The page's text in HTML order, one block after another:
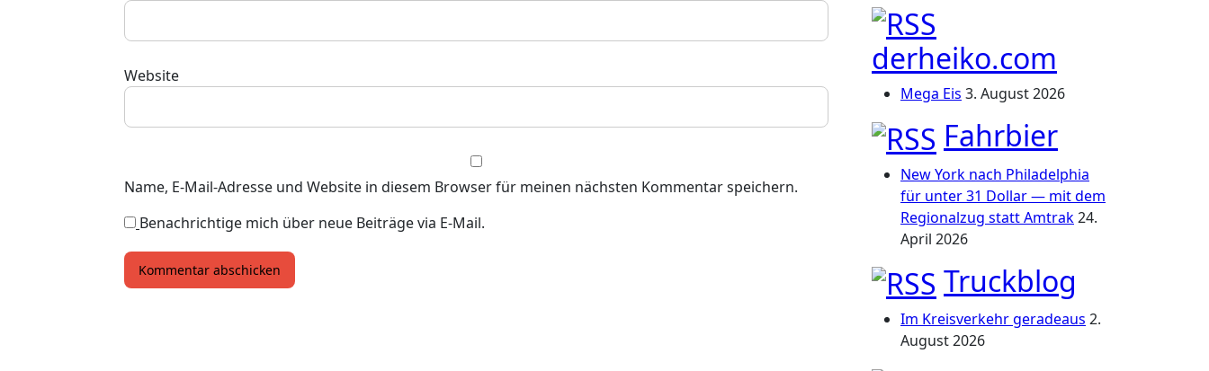
Website
Name, E-Mail-Adresse und Website in diesem Browser für meinen nächsten Kommentar speichern.
Benachrichtige mich über neue Beiträge via E-Mail.
derheiko.com
Mega Eis 3. August 2026
Fahrbier
New York nach Philadelphia
für unter 31 Dollar — mit dem
Regionalzug statt Amtrak24.
April 2026
Truckblog
Im Kreisverkehr geradeaus 2.
August 2026